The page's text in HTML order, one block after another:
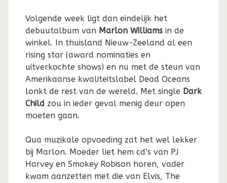
Volgende week ligt dan eindelijk het
debuutalbum van Marlon Williamsin de
winkel. In thuisland Nieuw-Zeeland al een
rising star (award nominaties en
uitverkochte shows) en nu met de steun van
Amerikaanse kwaliteitslabel Dead Oceans
lonkt de rest van de wereld. Met single Dark
Childzou in ieder geval menig deur open
moeten gaan.
Qua muzikale opvoeding zat het wel lekker
bij Marlon. Moeder liet hem cd’s van PJ
Harvey en Smokey Robison horen, vader
kwam aanzetten met die van Elvis, The